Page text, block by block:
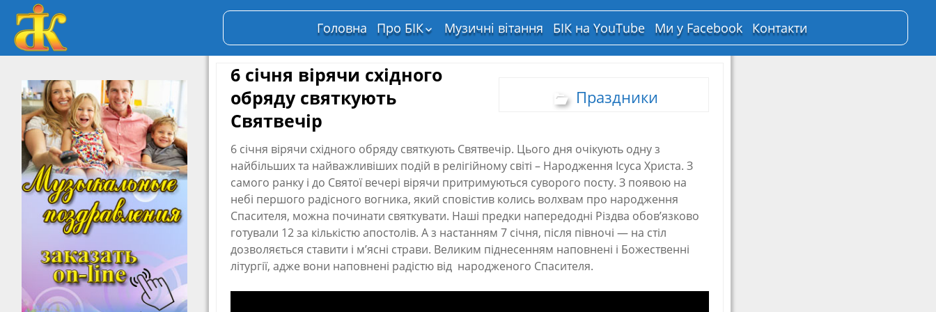
Головна
Про БІК
Структура власності
Музичні вітання БІК на YouTube Ми у Facebook Контакти
Праздники
6 січня вірячи східного
обряду святкують
Святвечір
6 січня вірячи східного обряду святкують Святвечір. Цього дня очікують одну з
найбільших та найважливіших подій в релігійному світі – Народження Ісуса Христа. З
самого ранку і до Святої вечері вірячи притримуються суворого посту. З появою на
небі першого радісного вогника, який сповістив колись волхвам про народження
Спасителя, можна починати святкувати. Наші предки напередодні Різдва обов’язково
готували 12 за кількістю апостолів. А з настанням 7 січня, після півночі — на стіл
дозволяється ставити і м’ясні страви. Великим піднесенням наповнені і Божественні
літургії, адже вони наповнені радістю від народженого Спасителя.